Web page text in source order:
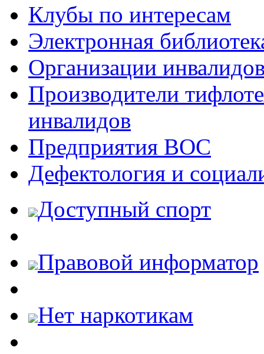
Клубы по интересам
Электронная
Организации
Производители
инвалидов
Предприятия ВОС
Дефектология и
Доступный спорт
Правовой информатор
Нет наркотикам